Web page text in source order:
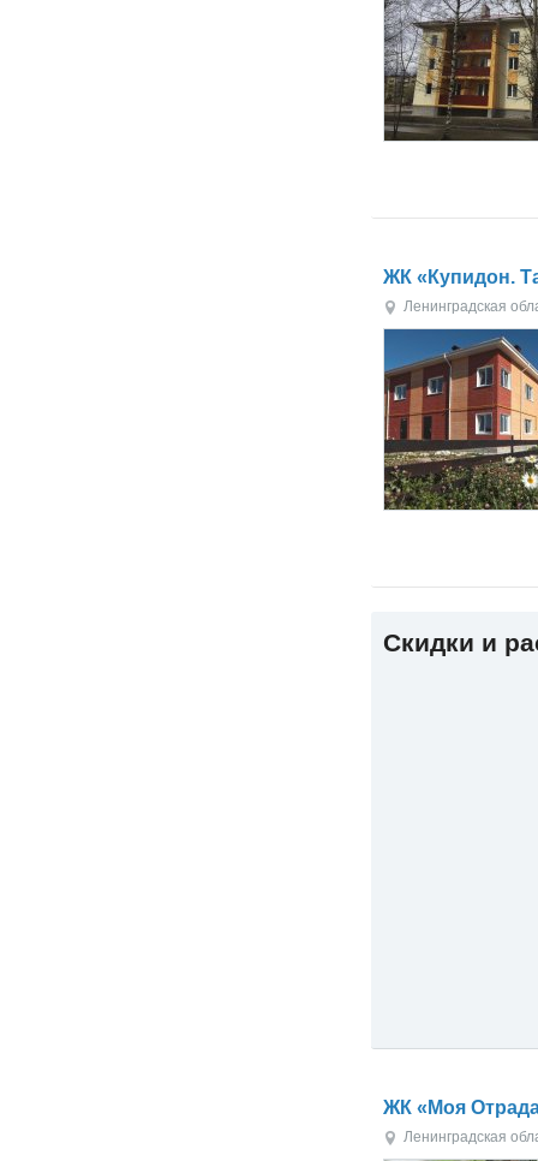
ЖК «Купидон.
Ленинградская
Скидки и
ЖК «Моя
Ленинградская